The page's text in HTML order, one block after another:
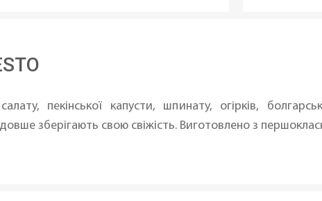
пекінської капусти, шпинату, огірків,
зберігають свою свіжість. Виготовлено з